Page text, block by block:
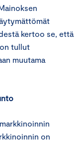
kertoo se, että
tullut
muutama
on